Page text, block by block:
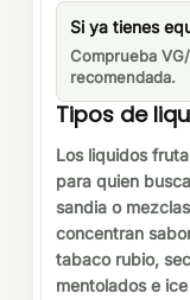
Si ya tienes
Comprueba
recomendada.
Tipos de
Los liquidos
para quien
sandia o
concentran
tabaco rubio,
mentolados e